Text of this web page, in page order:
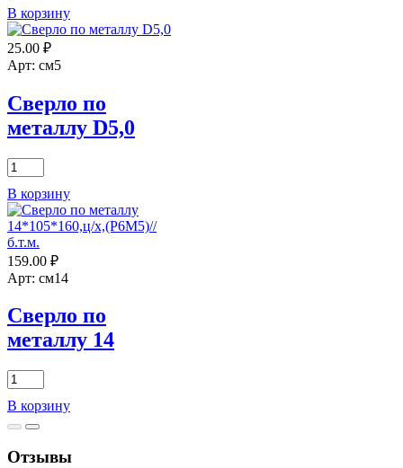
Сверло
по
металлу
D5,6
В корзину
25.00 ₽
Арт: см5
Сверло по
металлу D5,0
Количество
товара
Сверло
по
металлу
D5,0
В корзину
159.00 ₽
Арт: см14
Сверло по
металлу 14
Количество
товара
Сверло
по
14
В корзину
Отзывы